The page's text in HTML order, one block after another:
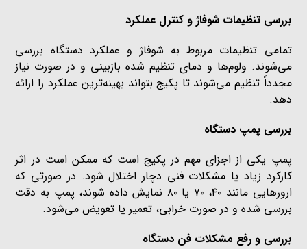
بررسی تنظیمات شوفاژ و کنترل عملکرد
تمامی تنظیمات مربوط به شوفاژ و عملکرد دستگاه بررسی
می‌شوند. ولوم‌ها و دمای تنظیم شده بازبینی و در صورت نیاز
مجدداً تنظیم می‌شوند تا پکیج بتواند بهینه‌ترین عملکرد را ارائه
دهد.
بررسی پمپ دستگاه
پمپ یکی از اجزای مهم در پکیج است که ممکن است در اثر
کارکرد زیاد یا مشکلات فنی دچار اختلال شود. در صورتی که
ارورهایی مانند ۴۰، ۷۰ یا ۸۰ نمایش داده شوند، پمپ به دقت
بررسی شده و در صورت خرابی، تعمیر یا تعویض می‌شود.
بررسی و رفع مشکلات فن دستگاه